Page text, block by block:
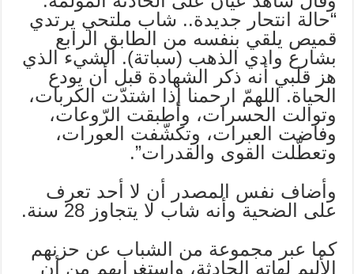
“حالة انتحار جديدة.. شاب ملتحي يرتدي
قميص يلقي بنفسه من الطابق الرابع
بشارع وادي الذهب (سباتة). الشيء الذي
هز قلبي أنه ذكر الشهادة قبل أن يودع
الحياة. اللهمّ ارحمنا إذا اشتدّت الكربات،
وتوالت الحسرات، وأطبقت الرّوعات،
وفاضت العبرات، وتكشّفت العورات،
وتعطّلت القوى والقدرات”.
وأضاف نفس المصدر أن لا أحد تعرف
على الضحية وأنه شاب لا يتجاوز 28 سنة.
كما عبر مجموعة من الشباب عن حزنهم
الأليم لهاته الحادثة، واستغرابهم من أن